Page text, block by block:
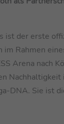
ist der erste
Rahmen
Arena nach
DNA. Sie ist